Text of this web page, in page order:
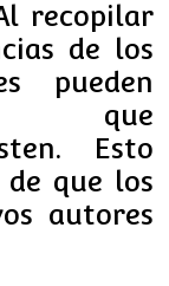
recopilar
de los
pueden
que
Esto
que los
autores